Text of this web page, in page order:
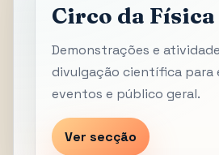
Circo da Física
Demonstrações e
divulgação científica para
eventos e público geral.
Ver secção